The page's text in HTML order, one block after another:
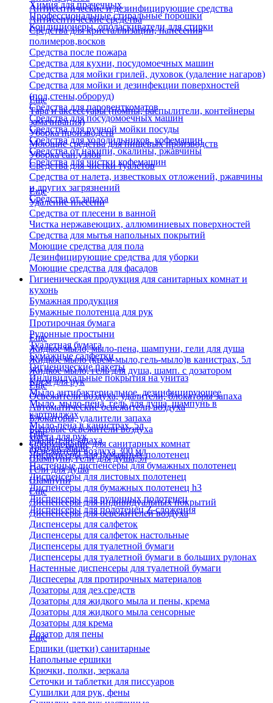
Химия для прачечных
Профессиональные стиральные порошки
Кондиционеры, ополаскиватели для стирки
Антисептические и дезинфицирующие средства
Антисептические средства
Средства для кристаллизации, нанесения
полимеров,восков
Средства после пожара
Средства для кухни, посудомоечных машин
Средства для мойки грилей, духовок (удаление нагаров)
Средства для мойки и дезинфекции поверхностей
(пол,стены,оброруд)
Средства для паровенткоматов
Средства для посудомоечных машин
Средства для ручной мойки посуды
Средства для холодильников, кофемашин
Средства от накипи, окалины, ржавчины
Средства для чистки кофемашин
Еще
Тара и аксессуары (помпы, распылители, контейнеры
замачивания)
Уборка производств
Моющие средства для пищевых производств
Уборка сан.узлов
Средства для чистки туалетов
Средства от налета, известковых отложений, ржавчины
и других загрязнений
Средства от запаха
Еще
Удаление плесени
Средства от плесени в ванной
Чистка нержавеющих, аллюминиевых поверхностей
Средства для мытья напольных покрытий
Моющие средства для пола
Дезинфицирующие средства для уборки
Моющие средства для фасадов
Гигиеническая продукция для санитарных комнат и
кухонь
Бумажная продукция
Бумажные полотенца для рук
Протирочная бумага
Рулонные простыни
Туалетная бумага
Бумажные салфетки
Гигиенические пакеты
Индивидуальные покрытия на унитаз
Еще
Жидкое мыло, мыло-пена, шампуни, гели для душа
Жидкое мыло (крем-мыло,гель-мыло)в канистрах, 5л
Жидкое мыло, гель для душа, шамп. с дозатором
Крем для рук
Мыло антибактериальное, дезинфицирующее
Мыло, мыло-пена, гель для душа, шампунь в
картриджах
Мыло-пена в канистрах, 5л
Паста для рук
Твердое мыло
Шампуни, гели для душа,5л
Гели для душа
Шампуни
Еще
Освежители воздуха, удалители, блокаторы запаха
Автоматические освежители воздуха
Блокаторы, удалители запаха
Бытовые освежители воздуха
Удалители запаха
Освежители воздуха 300 мл
Еще
Оборудование для санитарных комнат
Диспенсеры для бумажных полотенец
Настенные диспенсеры для бумажных полотенец
Диспенсеры для листовых полотенец
Диспенсеры для бумажных полотенец h3
Диспенсеры для рулонных полотенец
Диспенсеры для полотенец Z-сложения
Еще
Диспенсеры для индивидуальных покрытий
Диспенсеры для освежителей воздуха
Диспенсеры для салфеток
Диспенсеры для салфеток настольные
Диспенсеры для туалетной бумаги
Диспенсеры для туалетной бумаги в больших рулонах
Настенные диспенсеры для туалетной бумаги
Диспесеры для протирочных материалов
Дозаторы для дез.средств
Дозаторы для жидкого мыла и пены, крема
Дозаторы для жидкого мыла сенсорные
Дозаторы для крема
Дозатор для пены
Еще
Ершики (щетки) санитарные
Напольные ершики
Крючки, полки, зеркала
Сеточки и таблетки для писсуаров
Сушилки для рук, фены